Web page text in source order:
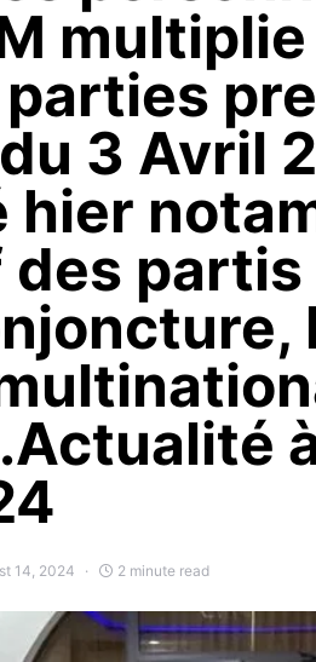
3 Avril
hier
14, 2024 2 minute read